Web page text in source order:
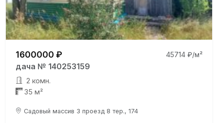
1600000 ₽ 45714 ₽/м²
дача № 140253159
2 комн.
35 м²
Садовый массив 3 проезд 8 тер., 174